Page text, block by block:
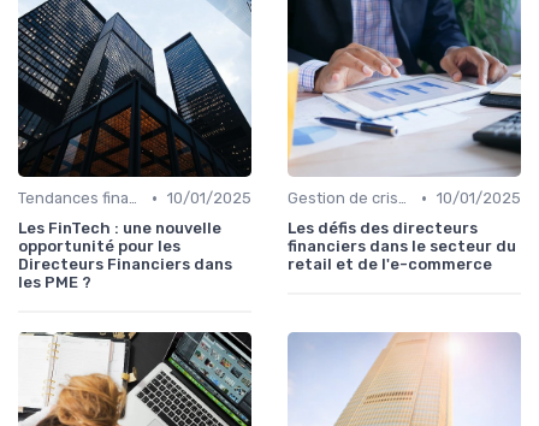
Tendances finance d’entreprise • 10/01/2025
Les FinTech : une nouvelle
opportunité pour les
Directeurs Financiers dans
les PME ?
Gestion de crise & résilience financière • 10/01/2025
Les défis des directeurs
financiers dans le secteur du
retail et de l'e-commerce